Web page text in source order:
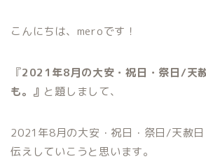
こんにちは、meroです！
『2021年8月の大安・祝日・祭日/天
も。』 と題しまして、
2021年8月の大安・祝日・祭日/天赦
伝えしていこうと思います。